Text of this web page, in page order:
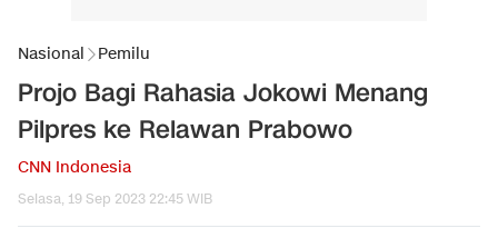
Nasional Pemilu
Projo Bagi Rahasia Jokowi Menang
Pilpres ke Relawan Prabowo
CNN Indonesia
Selasa, 19 Sep 2023 22:45 WIB